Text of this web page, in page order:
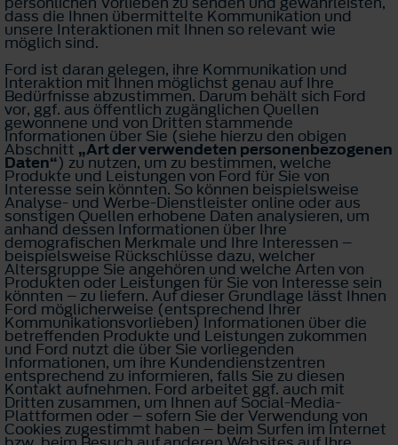
dass die Ihnen übermittelte Kommunikation und
unsere Interaktionen mit Ihnen so relevant wie
möglich sind.
Ford ist daran gelegen, ihre Kommunikation und
Interaktion mit Ihnen möglichst genau auf Ihre
Bedürfnisse abzustimmen. Darum behält sich Ford
vor, ggf. aus öffentlich zugänglichen Quellen
gewonnene und von Dritten stammende
Informationen über Sie (siehe hierzu den obigen
Abschnitt „Art der verwendeten personenbezogenen
Daten“) zu nutzen, um zu bestimmen, welche
Produkte und Leistungen von Ford für Sie von
Interesse sein könnten. So können beispielsweise
Analyse- und Werbe-Dienstleister online oder aus
sonstigen Quellen erhobene Daten analysieren, um
anhand dessen Informationen über Ihre
demografischen Merkmale und Ihre Interessen –
beispielsweise Rückschlüsse dazu, welcher
Altersgruppe Sie angehören und welche Arten von
Produkten oder Leistungen für Sie von Interesse sein
könnten – zu liefern. Auf dieser Grundlage lässt Ihnen
Ford möglicherweise (entsprechend Ihrer
Kommunikationsvorlieben) Informationen über die
betreffenden Produkte und Leistungen zukommen
und Ford nutzt die über Sie vorliegenden
Informationen, um ihre Kundendienstzentren
entsprechend zu informieren, falls Sie zu diesen
Kontakt aufnehmen. Ford arbeitet ggf. auch mit
Dritten zusammen, um Ihnen auf Social-Media-
Plattformen oder – sofern Sie der Verwendung von
Cookies zugestimmt haben – beim Surfen im Internet